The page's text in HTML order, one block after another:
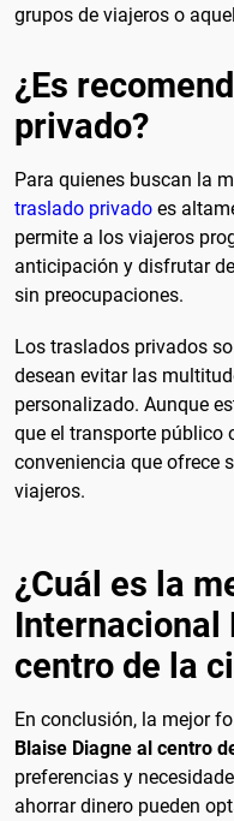
grupos de viajeros o
¿Es
privado?
Para quienes buscan la
traslado privado es
permite a los viajeros
anticipación y disfrutar
sin preocupaciones.
Los traslados privados
desean evitar las
personalizado. Aunque
que el transporte público
conveniencia que ofrece
viajeros.
¿Cuál es la
Internacional
centro de la
En conclusión, la mejor
Blaise Diagne al centro
preferencias y
ahorrar dinero pueden